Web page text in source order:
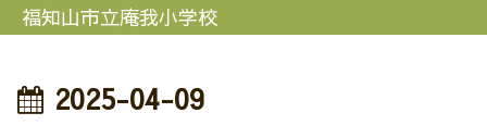
福知山市立庵我小学校
2025-04-09